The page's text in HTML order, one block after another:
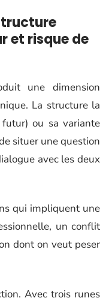
et risque de
une dimension
La structure la
ou sa variante
situer une question
avec les deux
qui impliquent une
un conflit
dont on veut peser
Avec trois runes